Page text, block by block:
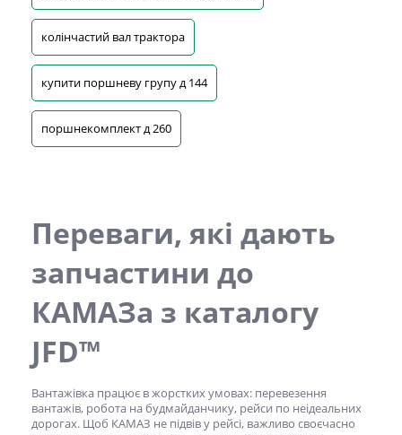
колінчастий вал трактора
купити поршневу групу д 144
поршнекомплект д 260
Переваги, які дають
запчастини до
КАМАЗа з каталогу
JFD™
Вантажівка працює в жорстких умовах: перевезення
вантажів, робота на будмайданчику, рейси по неідеальних
дорогах. Щоб КАМАЗ не підвів у рейсі, важливо своєчасно